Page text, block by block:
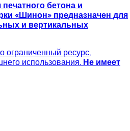
бетона и
«Шинон» предназначен для
и вертикальных
ограниченный ресурс,
использования. Не имеет